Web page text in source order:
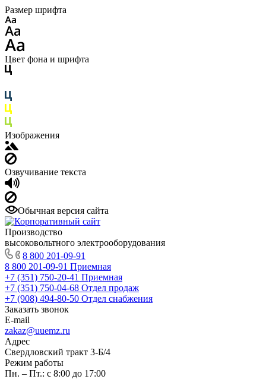
Размер шрифта
Цвет фона и шрифта
Изображения
Озвучивание текста
Обычная версия сайта
Производство
высоковольтного электрооборудования
8 800 201-09-91
8 800 201-09-91 Приемная
+7 (351) 750-20-41 Приемная
+7 (351) 750-04-68 Отдел продаж
+7 (908) 494-80-50 Отдел снабжения
Заказать звонок
E-mail
zakaz@uuemz.ru
Адрес
Свердловский тракт 3-Б/4
Режим работы
Пн. – Пт.: с 8:00 до 17:00